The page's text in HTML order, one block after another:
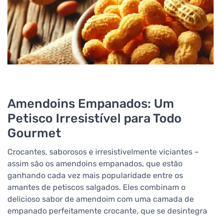
Amendoins Empanados: Um
Petisco Irresistível para Todo
Gourmet
Crocantes, saborosos e irresistivelmente viciantes –
assim são os amendoins empanados, que estão
ganhando cada vez mais popularidade entre os
amantes de petiscos salgados. Eles combinam o
delicioso sabor de amendoim com uma camada de
empanado perfeitamente crocante, que se desintegra